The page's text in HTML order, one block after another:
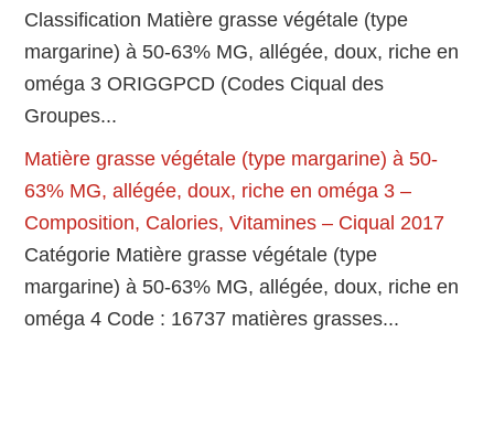
Classification Matière grasse végétale (type
margarine) à 50-63% MG, allégée, doux, riche en
oméga 3 ORIGGPCD (Codes Ciqual des
Groupes...
Matière grasse végétale (type margarine) à 50-
63% MG, allégée, doux, riche en oméga 3 –
Composition, Calories, Vitamines – Ciqual 2017
Catégorie Matière grasse végétale (type
margarine) à 50-63% MG, allégée, doux, riche en
oméga 4 Code : 16737 matières grasses...